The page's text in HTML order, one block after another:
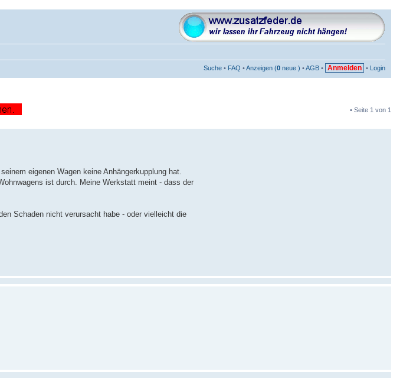
Suche • FAQ •Anzeigen (0 neue ) •AGB • Anmelden • Login
• Seite 1 von 1
eigenen Wagen keine Anhängerkupplung hat.
ist durch. Meine Werkstatt meint - dass der
Schaden nicht verursacht habe - oder vielleicht die